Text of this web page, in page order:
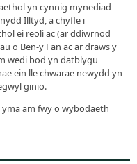
yn cynnig mynediad
Illtyd, a chyfle i
ei reoli ac (ar ddiwrnod
o Ben-y Fan ac ar draws y
wedi bod yn datblygu
ein lle chwarae newydd yn
ginio.
yma am fwy o wybodaeth